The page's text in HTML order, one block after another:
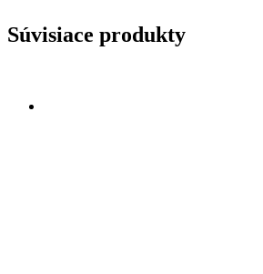
Súvisiace produkty